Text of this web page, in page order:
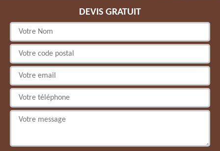
DEVIS GRATUIT